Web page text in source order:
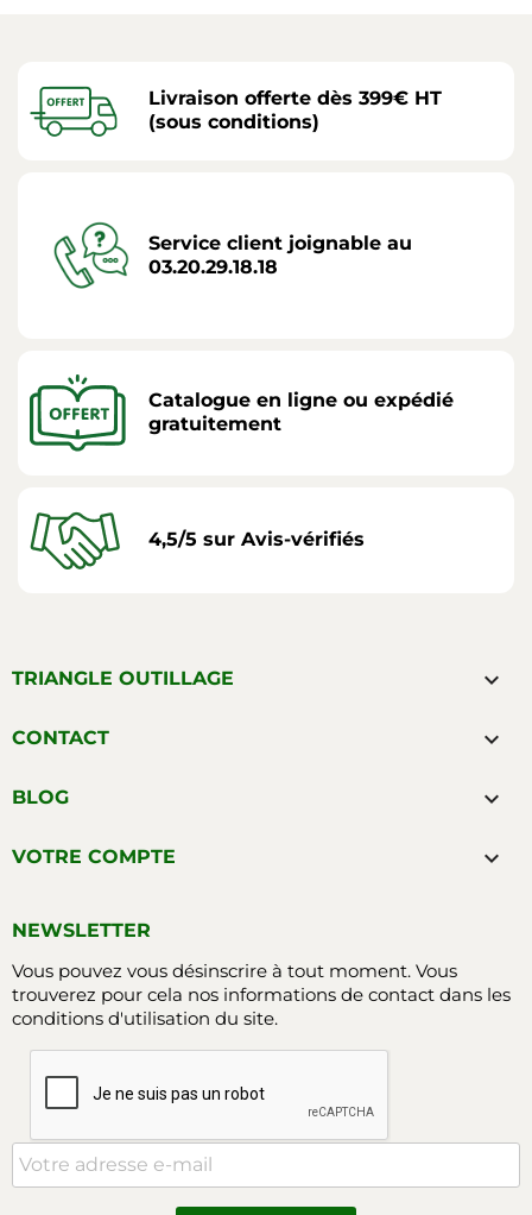
Livraison offerte dès 399€ HT
(sous conditions)
Service client joignable au
03.20.29.18.18
Catalogue en ligne ou expédié
gratuitement
4,5/5 sur Avis-vérifiés
TRIANGLE OUTILLAGE 
CONTACT 
BLOG 
VOTRE COMPTE 
NEWSLETTER
Vous pouvez vous désinscrire à tout moment. Vous
trouverez pour cela nos informations de contact dans les
conditions d'utilisation du site.